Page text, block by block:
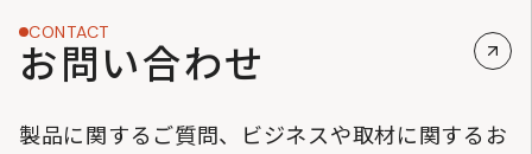
CONTACT
お問い合わせ
製品に関するご質問、ビジネスや取材に関するお